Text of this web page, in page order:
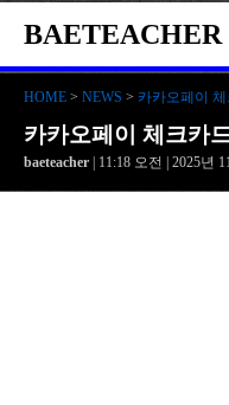
BAETEACHER
HOME > NEWS > 카카오페이
카카오페이 체크카
baeteacher | 11:18 오전 | 2025년